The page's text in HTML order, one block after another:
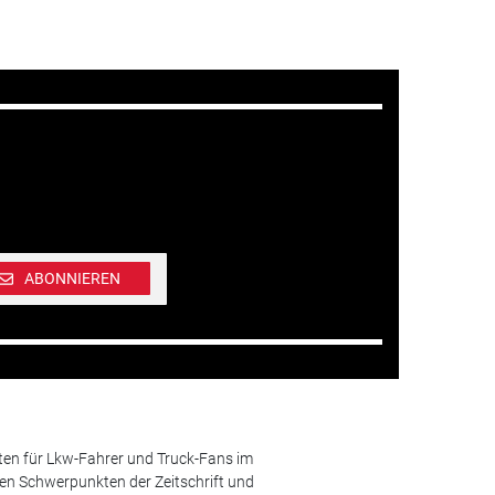
ABONNIEREN
für Lkw-Fahrer und Truck-Fans im
Schwerpunkten der Zeitschrift und